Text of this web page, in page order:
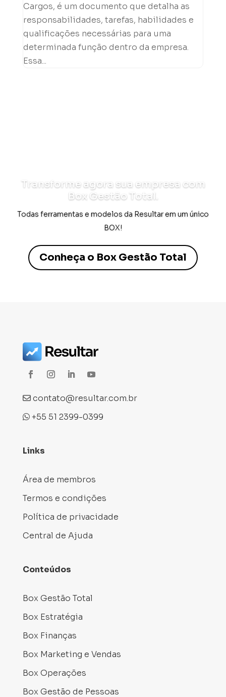
Cargos, é um documento que detalha as
responsabilidades, tarefas, habilidades e
qualificações necessárias para uma
determinada função dentro da empresa.
Essa...
Transforme agora sua empresa com
Box Gestão Total.
Todas ferramentas e modelos da Resultar em um único
BOX!
Conheça o Box Gestão Total
contato@resultar.com.br
+55 51 2399-0399
Links
Área de membros
Termos e condições
Política de privacidade
Central de Ajuda
Conteúdos
Box Gestão Total
Box Estratégia
Box Finanças
Box Marketing e Vendas
Box Operações
Box Gestão de Pessoas